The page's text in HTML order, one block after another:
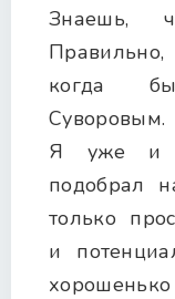
Знаешь,
когда
Суворовым.
Я уже и
подобрал
только
и